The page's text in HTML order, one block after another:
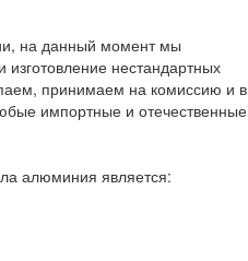
на данный момент мы
нестандартных
принимаем на комиссию и в
импортные и отечественные
алюминия является: